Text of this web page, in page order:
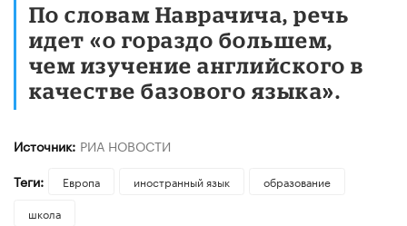
По словам Наврачича, речь
идет «о гораздо большем,
чем изучение английского в
качестве базового языка».
Источник: РИА НОВОСТИ
Теги:
Европа иностранный язык
образование
школа